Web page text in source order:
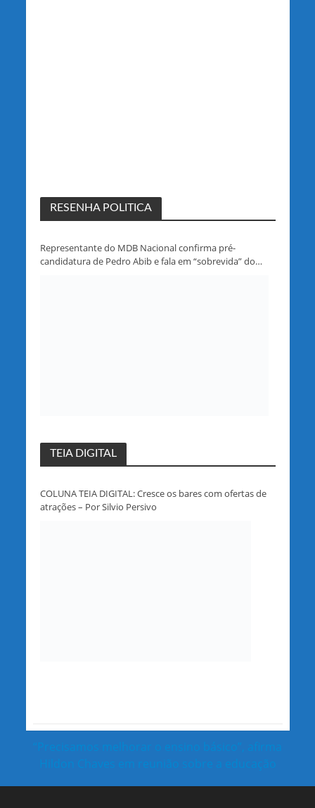
RESENHA POLITICA
Representante do MDB Nacional confirma pré-
candidatura de Pedro Abib e fala em “sobrevida” do
TEIA DIGITAL
COLUNA TEIA DIGITAL: Cresce os bares com ofertas de
atrações – Por Silvio Persivo
“Precisamos melhorar o ensino básico”, afirma
Hildon Chaves em reunião sobre a educação